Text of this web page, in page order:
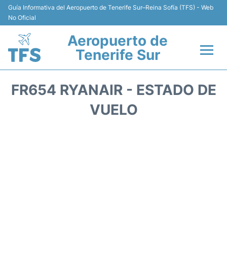
Guía Informativa del Aeropuerto de Tenerife Sur–Reina Sofía (TFS) - Web
No Oficial
Aeropuerto de
Tenerife Sur
FR654 RYANAIR - ESTADO DE
VUELO